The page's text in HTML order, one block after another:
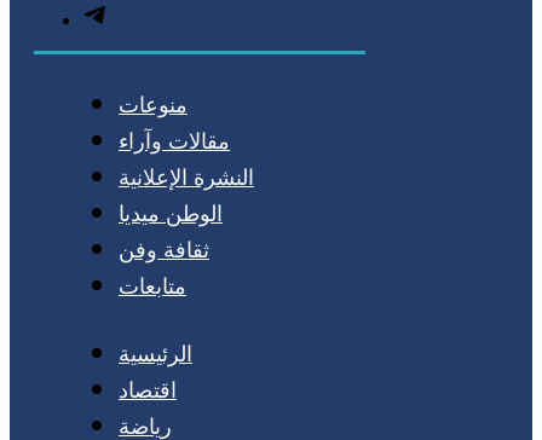
منوعات
مقالات وآراء
النشرة الإعلانية
الوطن ميديا
ثقافة وفن
متابعات
الرئيسية
اقتصاد
رياضة